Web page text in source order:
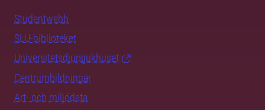
Studentwebb
SLU-biblioteket
Universitetsdjursjukhuset
Centrumbildningar
Art- och miljödata